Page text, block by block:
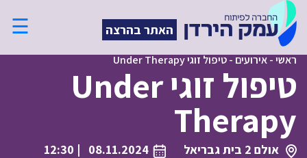
האתר בהרצה ☰
ראשי-אירועים -טיפול זוגי Under Therapy
טיפול זוגי Under
Therapy
אולם 2 בית גבריאל 08.11.2024
| 12:30